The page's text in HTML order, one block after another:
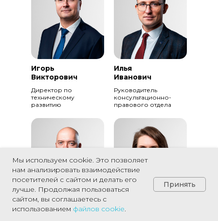
Игорь
Викторович
Директор по
техническому
развитию
Илья
Иванович
Руководитель
консультационно-
правового отдела
Александр
Светлана
Мы используем cookie. Это позволяет
нам анализировать взаимодействие
посетителей с сайтом и делать его
лучше. Продолжая пользоваться
сайтом, вы соглашаетесь с
использованием файлов cookie.
Принять